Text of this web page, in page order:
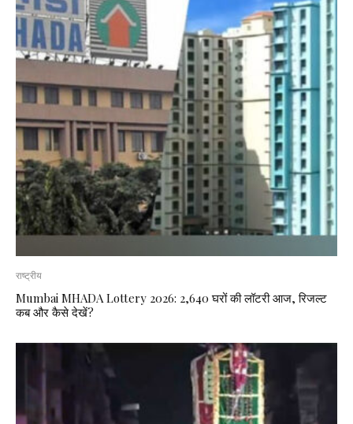
राष्ट्रीय
Mumbai MHADA Lottery 2026: 2,640 घरों की लॉटरी आज, रिजल्ट
कब और कैसे देखें?